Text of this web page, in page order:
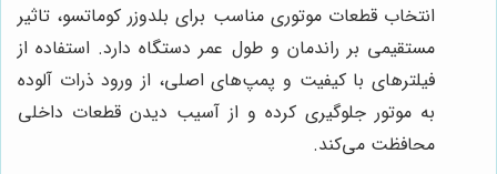
انتخاب قطعات موتوری مناسب برای بلدوزر کوماتسو، تاثیر
مستقیمی بر راندمان و طول عمر دستگاه دارد. استفاده از
فیلترهای با کیفیت و پمپ‌های اصلی، از ورود ذرات آلوده
به موتور جلوگیری کرده و از آسیب دیدن قطعات داخلی
محافظت می‌کند.